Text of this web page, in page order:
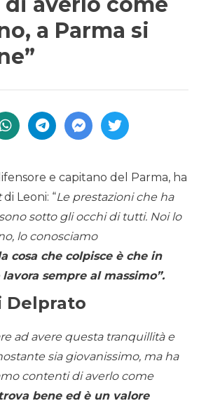
a Parma si
e capitano del Parma, ha
di Leoni: “Le prestazioni che ha
sotto gli occhi di tutti. Noi lo
lo conosciamo
cosa che colpisce è che in
sempre al massimo”.
Delprato
ad avere questa tranquillità e
sia giovanissimo, ma ha
contenti di averlo come
bene ed è un valore